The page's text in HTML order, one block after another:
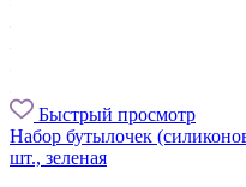
Быстрый просмотр
Набор бутылочек
шт., зеленая